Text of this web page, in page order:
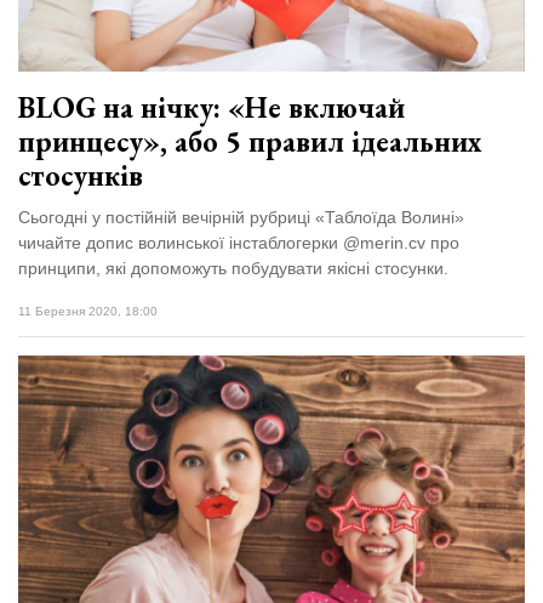
BLOG на нічку: «Не включай
принцесу», або 5 правил ідеальних
стосунків
Сьогодні у постійній вечірній рубриці «Таблоїда Волині»
чичайте допис волинської інстаблогерки @merin.cv про
принципи, які допоможуть побудувати якісні стосунки.
11 Березня 2020, 18:00